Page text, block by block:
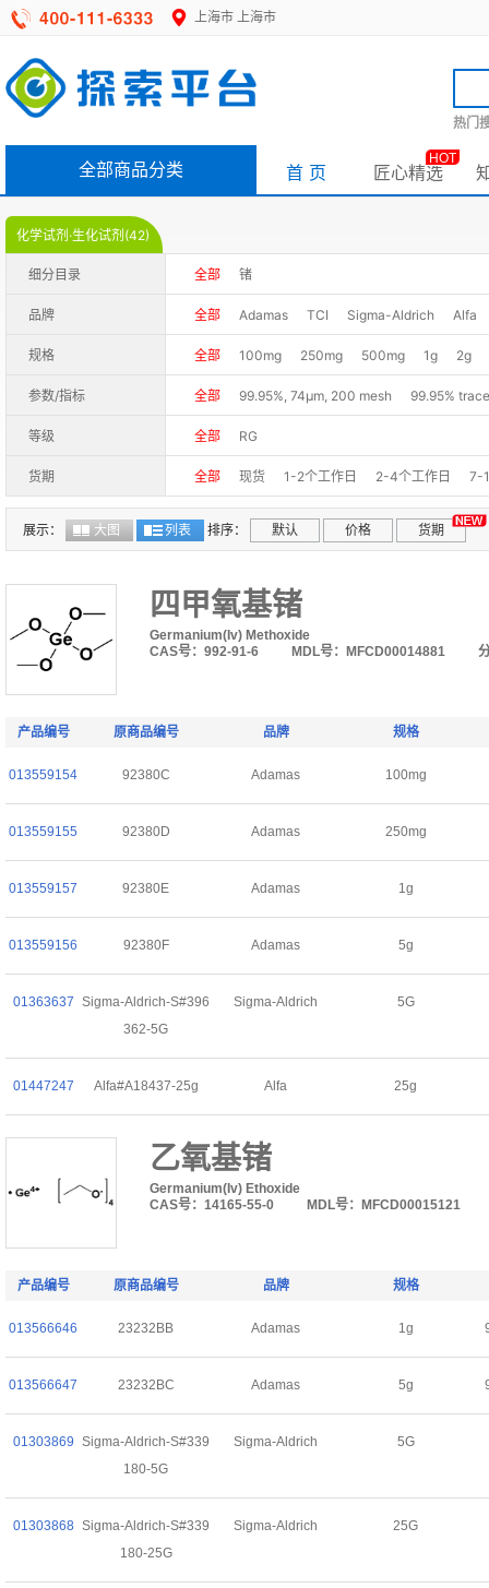
上海市 上海市
热门
全部商品分类 首 页 匠心精选
HOT
化学试剂·生化试剂(42)
细分目录 全部 锗
品牌 全部 Adamas TCI Sigma-Aldrich Alfa
规格 全部 100mg 250mg 500mg 1g 2g
参数/指标 全部 99.95%, 74μm, 200 mesh
99.95%
97+%
≥99.95% trace metals
等级 全部 RG
货期 全部 现货 1-2个工作日 2-4个工作日 7-
展示： 大图 列表 排序： 默认 价格 货期
四甲氧基锗
Germanium(Iv) Methoxide
CAS号：992-91-6
MDL号：MFCD00014881
产品编号 原商品编号 品牌 规格
013559154 92380C Adamas 100mg
013559155 92380D Adamas 250mg
013559157 92380E Adamas 1g
013559156 92380F Adamas 5g
01363637 Sigma-Aldrich-S#396
362-5G
Sigma-Aldrich 5G
01447247 Alfa#A18437-25g Alfa 25g
乙氧基锗
Germanium(Iv) Ethoxide
CAS号：14165-55-0
MDL号：MFCD00015121
产品编号 原商品编号 品牌 规格
013566646 23232BB Adamas 1g
013566647 23232BC Adamas 5g
01303869 Sigma-Aldrich-S#339
180-5G
Sigma-Aldrich 5G
01303868 Sigma-Aldrich-S#339
180-25G
Sigma-Aldrich 25G